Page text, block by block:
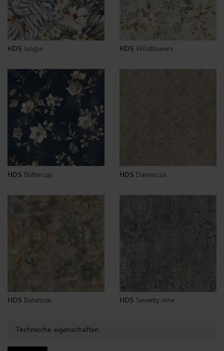
HDS Jungle HDS Wildflowers
HDS Buttercup HDS Damascus
HDS Botanical HDS Seventy-nine
Technische eigenschaften